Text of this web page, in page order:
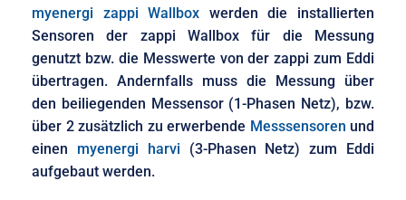
myenergi zappi Wallbox werden die installierten
Sensoren der zappi Wallbox für die Messung
genutzt bzw. die Messwerte von der zappi zum Eddi
übertragen. Andernfalls muss die Messung über
den beiliegenden Messensor (1-Phasen Netz), bzw.
über 2 zusätzlich zu erwerbende Messsensoren und
einen myenergi harvi (3-Phasen Netz) zum Eddi
aufgebaut werden.